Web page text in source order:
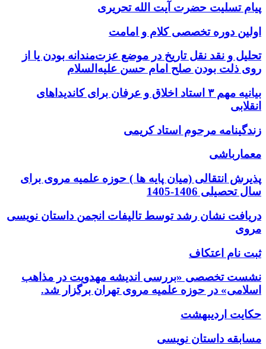
پیام تسلیت حضرت آیت الله تحریری
اولین دوره تخصصی کلام و امامت
تحلیل و نقد نقل تاریخ در موضع عزت‌مندانه بودن یا از
روی ذلت بودن صلح امام حسن علیه‌السلام
بیانیه مهم ۳ استاد اخلاق و عرفان برای کاندیداهای
انقلابی
زندگینامه مرحوم استاد کریمی
معمارباشی
پذیرش انتقالی (میان پایه ها ) حوزه علمیه مروی برای
سال تحصیلی 1406-1405
دریافت نشان رشد توسط تالیفات انجمن داستان نویسی
مروی
ثبت نام اعتکاف
نشست تخصصی «بررسی اندیشه مهدویت در مذاهب
اسلامی» در حوزه علمیه مروی تهران برگزار شد.
حکایت اردیبهشت
مسابقه داستان نویسی